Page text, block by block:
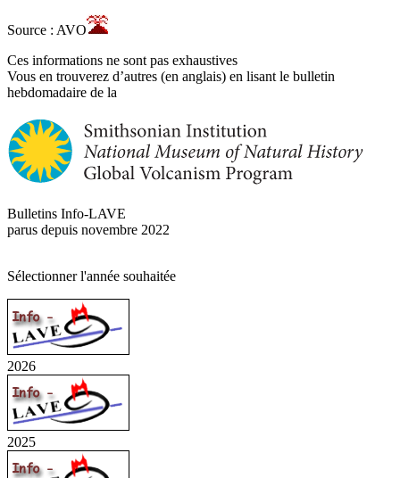
Source : AVO
Ces informations ne sont pas exhaustives
Vous en trouverez d’autres (en anglais) en lisant le bulletin
hebdomadaire de la
Bulletins Info-LAVE
parus depuis novembre 2022
Sélectionner l'année souhaitée
2026
2025